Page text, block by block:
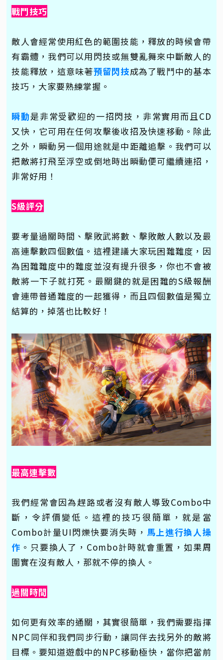
戰鬥技巧
敵人會經常使用紅色的範圍技能，釋放的時候會帶
有霸體，我們可以用閃技或無雙亂舞來中斷敵人的
技能釋放，這意味著預留閃技成為了戰鬥中的基本
技巧，大家要熟練掌握。
瞬動是非常受歡迎的一招閃技，非常實用而且CD
又快，它可用在任何攻擊後收招及快速移動。除此
之外，瞬動另一個用途就是中距離追擊。我們可以
把敵將打飛至浮空或倒地時出瞬動便可繼續連招，
非常好用！
S級評分
要考量過關時間、擊敗武將數、擊敗敵人數以及最
高連擊數四個數值。這裡建議大家玩困難難度，因
為困難難度中的難度並沒有提升很多，你也不會被
敵將一下子就打死。最關鍵的就是困難的S級報酬
會連帶普通難度的一起獲得，而且四個數值是獨立
結算的，掉落也比較好！
最高連擊數
我們經常會因為趕路或者沒有敵人導致Combo中
斷，令評價變低。這裡的技巧很簡單，就是當
Combo計量UI閃爍快要消失時， 馬上進行換人操
作 。只要換人了，Combo計時就會重置，如果周
圍實在沒有敵人，那就不停的換人。
過關時間
如何更有效率的通關，其實很簡單，我們需要指揮
NPC同伴和我們同步行動，讓同伴去找另外的敵將
目標。要知道遊戲中的NPC移動極快，當你把當前